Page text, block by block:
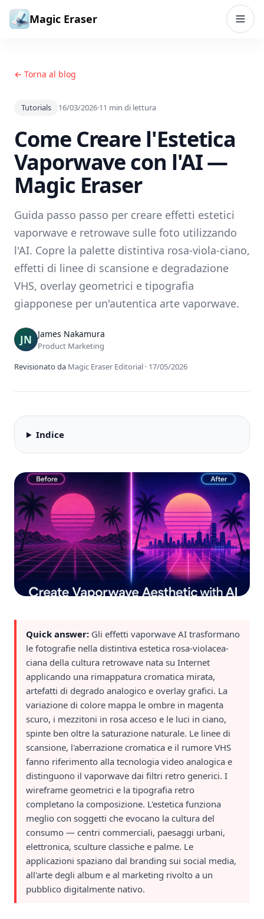
Vai al contenuto
Magic Eraser
← Torna al blog
Tutorials 16/03/2026·11 min di lettura
Come Creare l'Estetica
Vaporwave con l'AI —
Magic Eraser
Guida passo passo per creare effetti estetici
vaporwave e retrowave sulle foto utilizzando
l'AI. Copre la palette distintiva rosa-viola-ciano,
effetti di linee di scansione e degradazione
VHS, overlay geometrici e tipografia
giapponese per un'autentica arte vaporwave.
James Nakamura
Product Marketing
Revisionato da Magic Eraser Editorial · 17/05/2026
Indice
Quick answer: Gli effetti vaporwave AI trasformano
le fotografie nella distintiva estetica rosa-violacea-
ciana della cultura retrowave nata su Internet
applicando una rimappatura cromatica mirata,
artefatti di degrado analogico e overlay grafici. La
variazione di colore mappa le ombre in magenta
scuro, i mezzitoni in rosa acceso e le luci in ciano,
spinte ben oltre la saturazione naturale. Le linee di
scansione, l'aberrazione cromatica e il rumore VHS
fanno riferimento alla tecnologia video analogica e
distinguono il vaporwave dai filtri retro generici. I
wireframe geometrici e la tipografia retro
completano la composizione. L'estetica funziona
meglio con soggetti che evocano la cultura del
consumo — centri commerciali, paesaggi urbani,
elettronica, sculture classiche e palme. Le
applicazioni spaziano dal branding sui social media,
all'arte degli album e al marketing rivolto a un
pubblico digitalmente nativo.